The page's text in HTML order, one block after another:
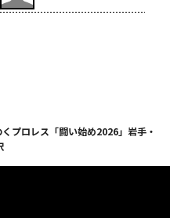
プロレス「闘い始め2026」岩手・